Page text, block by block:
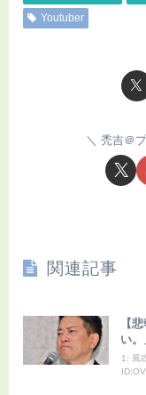
Youtuber
禿吉＠
関連記事
【
い。
1: 風